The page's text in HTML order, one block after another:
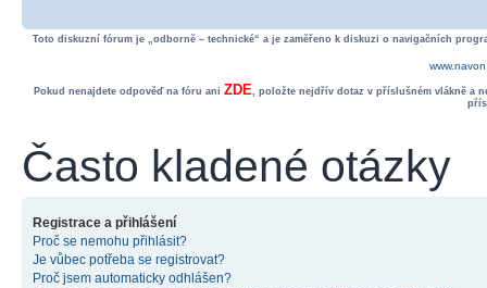
Toto diskuzní fórum je „odborně – technické“ a je zaměřeno k diskuzi o navigačních
Pokud nenajdete odpověď na fóru ani ZDE, položte nejdřív dotaz v příslušném vlákně a
Často kladené otázky
Registrace a přihlášení
Proč se nemohu přihlásit?
Je vůbec potřeba se registrovat?
Proč jsem automaticky odhlášen?